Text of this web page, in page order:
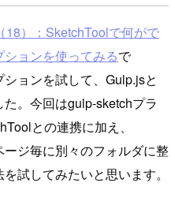
18）：SketchToolで何がで
ョンを使ってみるで
ョンを試して、Gulp.jsと
。今回はgulp-sketchプラ
との連携に加え、
ジ毎に別々のフォルダに整
試してみたいと思います。